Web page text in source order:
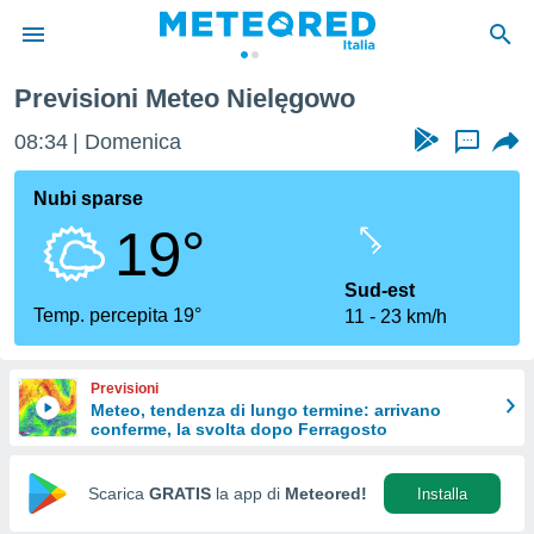
di
per
le
di
Web
Previsioni Meteo Nielęgowo
08:34 Domenica ...
Nubi sparse
19°
Temp. percepita 19°
Sud-est
11
23 km/h
Previsioni
Meteo, tendenza di lungo termine: arrivano
conferme, la svolta dopo Ferragosto
Scarica GRATIS la app di Meteored! Installa